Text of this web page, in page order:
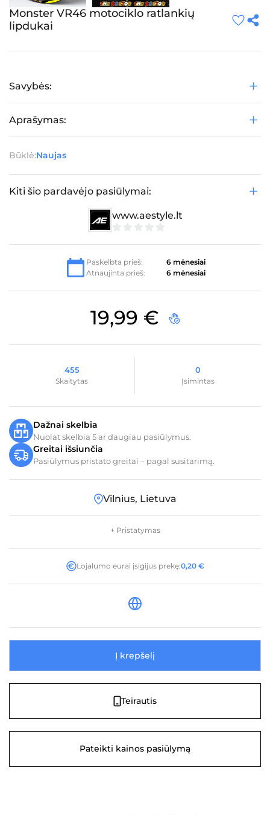
Monster VR46 motociklo ratlankių
lipdukai
Savybės:
Aprašymas:
Būklė:Naujas
Kiti šio pardavėjo pasiūlymai:
www.aestyle.lt
5
Paskelbta prieš:
6 mėnesiai
Atnaujinta prieš:
6 mėnesiai
19,99 €
455
Skaitytas
0
Įsimintas
Dažnai skelbia
Nuolat skelbia 5 ar daugiau pasiūlymus.
Greitai išsiunčia
Pasiūlymus pristato greitai – pagal susitarimą.
Vilnius, Lietuva
+ Pristatymas
Lojalumo eurai įsigijus prekę:0,20 €
Į krepšelį
Teirautis
Pateikti kainos pasiūlymą